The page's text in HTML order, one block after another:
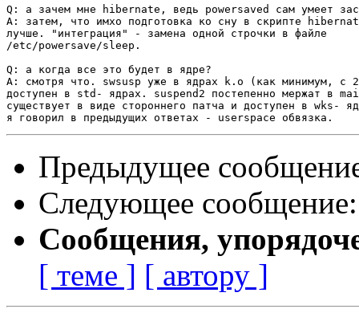
Q: а зачем мне hibernate, ведь powersaved сам умеет
A: затем, что имхо подготовка ко сну в скрипте
лучше. "интеграция" - замена одной строчки в файле
/etc/powersave/sleep.
Q: а когда все это будет в ядре?
A: смотря что. swsusp уже в ядрах k.o (как минимум, с
доступен в std- ядрах. suspend2 постепенно мержат в
существует в виде стороннего патча и доступен в wks-
Предыдущее
Следующее
Сообщения,
[ теме ] [ автору ]